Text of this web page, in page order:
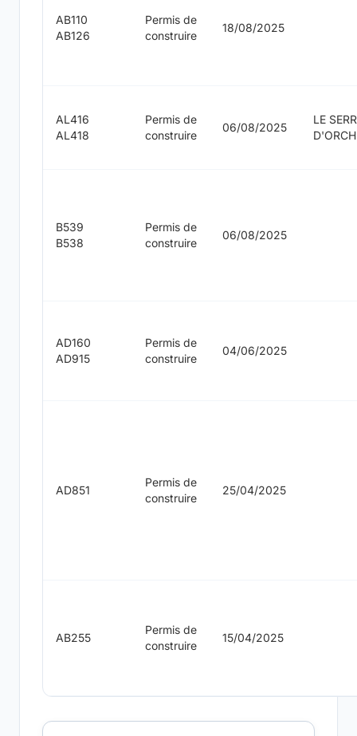
AB110
AB126
Permis de
construire
18/08/2025
AL416
AL418
Permis de
construire
06/08/2025
LE
B539
B538
Permis de
construire
06/08/2025
AD160
AD915
Permis de
construire
04/06/2025
AD851
Permis de
construire
25/04/2025
AB255
Permis de
construire
15/04/2025